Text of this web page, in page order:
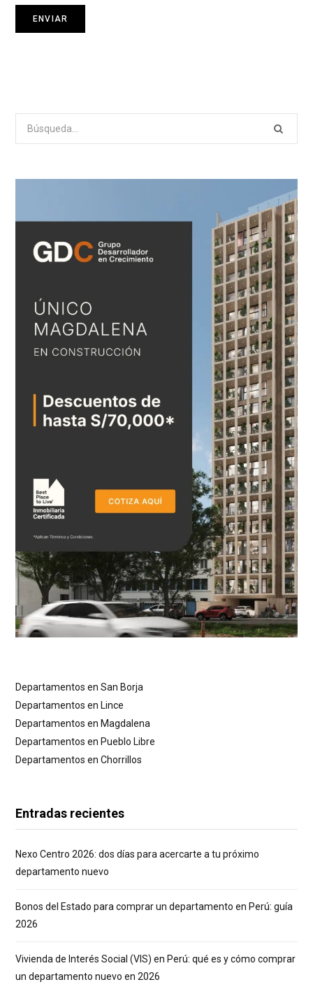
Search
Departamentos en San Borja
Departamentos en Lince
Departamentos en Magdalena
Departamentos en Pueblo Libre
Departamentos en Chorrillos
Entradas recientes
Nexo Centro 2026: dos días para acercarte a tu próximo
departamento nuevo
Bonos del Estado para comprar un departamento en Perú: guía
2026
Vivienda de Interés Social (VIS) en Perú: qué es y cómo comprar
un departamento nuevo en 2026